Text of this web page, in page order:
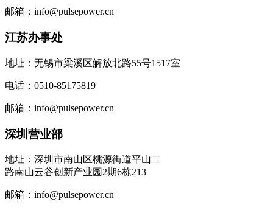
邮箱：info@pulsepower.cn
江苏办事处
地址：无锡市梁溪区解放北路55号1517室
电话：0510-85175819
邮箱：info@pulsepower.cn
深圳营业部
地址：深圳市南山区桃源街道平山二
路南山云谷创新产业园2期6栋213
邮箱：info@pulsepower.cn